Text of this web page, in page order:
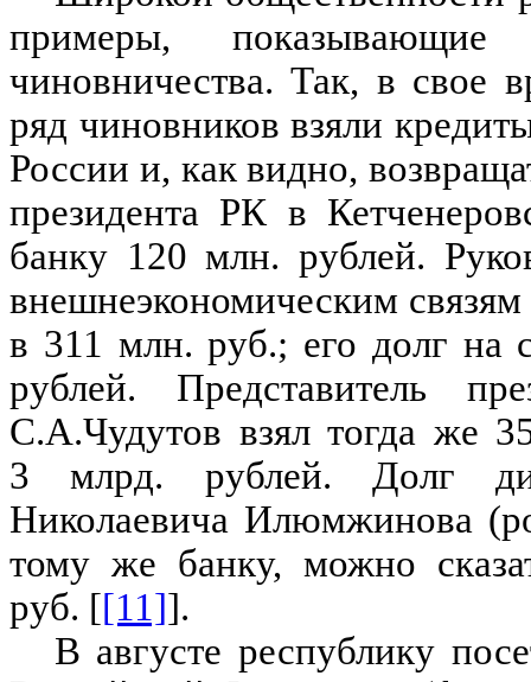
примеры,
чиновничества. Так, в свое
ряд чиновников взяли
России и, как видно,
президента РК в
банку 120 млн. рублей.
внешнеэкономическим
в 311 млн. руб.; его долг на
рублей. Представитель
С.А.Чудутов взял тогда же
3 млрд. рублей. Долг
Николаевича Илюмжинова
тому же банку, можно
руб. [[11]].
В августе республику